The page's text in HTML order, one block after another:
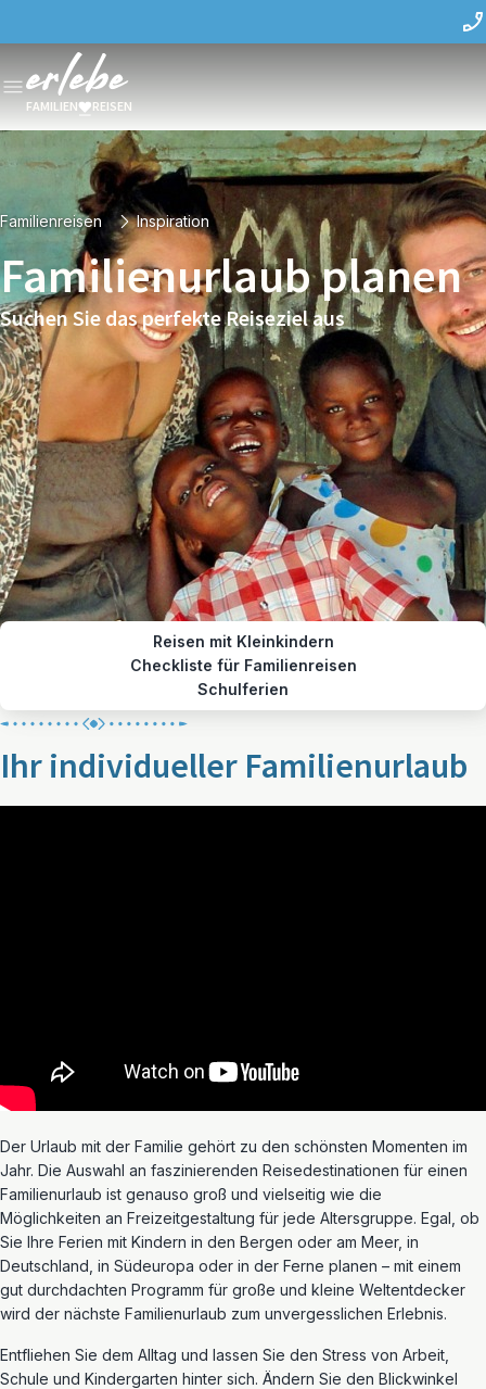
FAMILIEN REISEN
Familienreisen Inspiration
Familienurlaub planen
Suchen Sie das perfekte Reiseziel aus
Reisen mit Kleinkindern
Checkliste für Familienreisen
Schulferien
Ihr individueller Familienurlaub
Der Urlaub mit der Familie gehört zu den schönsten Momenten im
Jahr. Die Auswahl an faszinierenden Reisedestinationen für einen
Familienurlaub ist genauso groß und vielseitig wie die
Möglichkeiten an Freizeitgestaltung für jede Altersgruppe. Egal, ob
Sie Ihre Ferien mit Kindern in den Bergen oder am Meer, in
Deutschland, in Südeuropa oder in der Ferne planen – mit einem
gut durchdachten Programm für große und kleine Weltentdecker
wird der nächste Familienurlaub zum unvergesslichen Erlebnis.
Entfliehen Sie dem Alltag und lassen Sie den Stress von Arbeit,
Schule und Kindergarten hinter sich. Ändern Sie den Blickwinkel